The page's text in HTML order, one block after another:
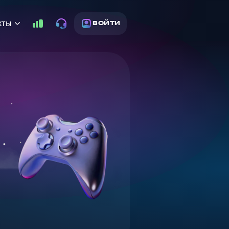
ВОЙТИ